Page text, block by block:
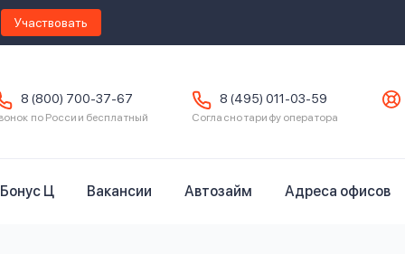
Участвовать
8 (800) 700-37-67
по России бесплатный
8 (495) 011-03-59
Согласно тарифу оператора
Бонус Ц Вакансии Автозайм Адреса офисов